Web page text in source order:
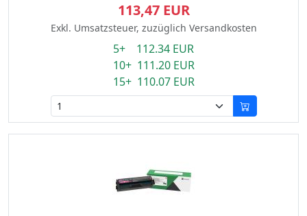
113,47 EUR
Exkl. Umsatzsteuer, zuzüglich Versandkosten
5+ 112.34 EUR
10+ 111.20 EUR
15+ 110.07 EUR